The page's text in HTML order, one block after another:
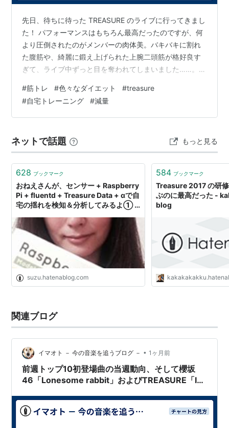
先日、待ちに待った TREASURE のライブに行ってきまし
た！ パフォーマンスはもちろん最高だったのですが、何
より圧倒されたのがメンバーの肉体美。バキバキに割れ
た腹筋や、綺麗に鍛え上げられた上腕二頭筋が格好良す
ぎて、ライブ中ずっと目を奪われてしまいました……。
ました。 「うわ、自分もこんな風に引き締まったカッコ
いい体になりたい…！」 実は、ジムを解約して1年が経っ
ていました 実はもともと筋トレをしていたのですが、仕
の中で、ジムに通うのがどんどん大変になってしまって
いました。 結局、1年ほど前…
#筋トレ #色々なダイエット #treasure
#自宅トレーニング #減量
ネットで話題 もっと見る
628 ブックマーク
おねえさんが、センサー + Raspberry
Pi + fluentd + Treasure Data + αで自
宅の揺れを検知＆分析してみるよ① -
suzu.hatenablog.com
584 ブックマーク
Treasure 2017 の研
ぶのに最高だった -
blog
関連ブログ
イマオト － 今の音楽を追うブログ － • 1ヶ月前
前週トップ10初登場曲の当週動向、そして櫻坂
46「Lonesome rabbit」およびTREASURE「IF